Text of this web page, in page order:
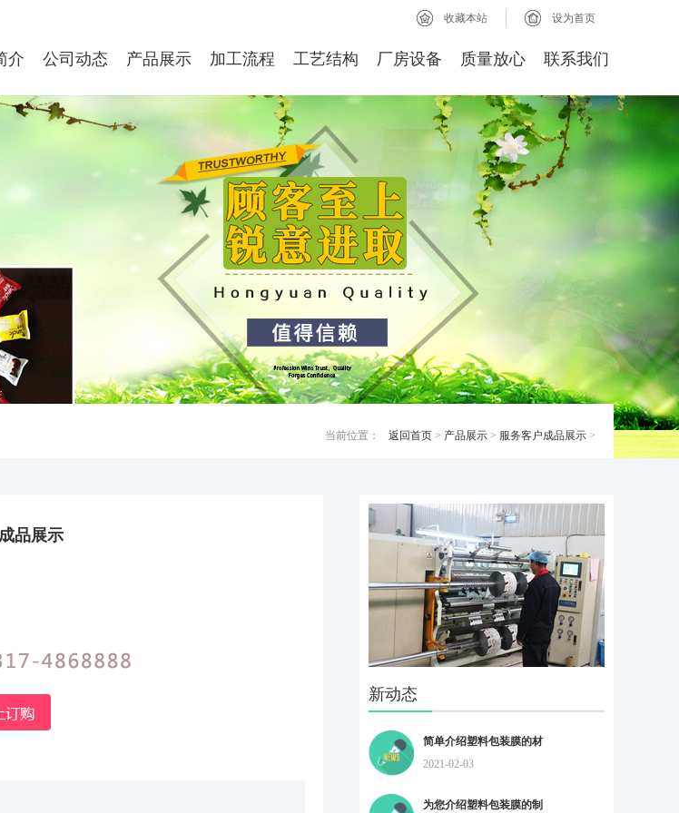
设为首页
收藏本站
介 公司动态 产品展示 加工流程 工艺结构 厂房设备 质量放心 联系我们
当前位置： 返回首页 > 产品展示 > 服务客户成品展示 >
品展示
新动态
简单介绍塑料包装膜的材
2021-02-03
为您介绍塑料包装膜的制